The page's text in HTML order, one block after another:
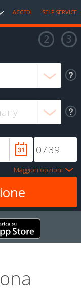
ACCEDI SELF SERVICE
Maggiori opzioni